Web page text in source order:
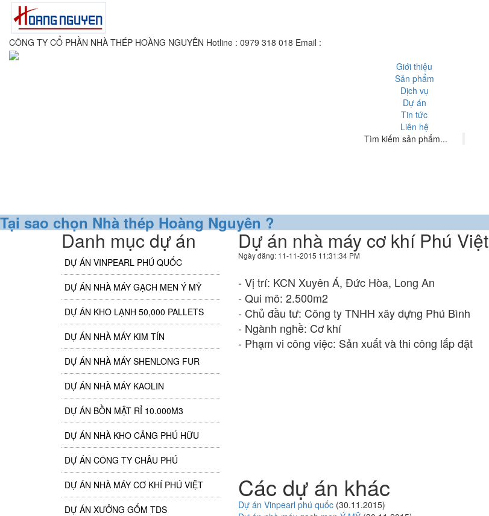
CÔNG TY CỔ PHẦN NHÀ THÉP HOÀNG NGUYÊN Hotline : 0979 318 018 Email :
Giới thiệu
Sản phẩm
Dịch vụ
Dự án
Tin tức
Liên hệ
Tại sao chọn Nhà thép Hoàng Nguyên ?
Danh mục dự án
DỰ ÁN VINPEARL PHÚ QUỐC
DỰ ÁN NHÀ MÁY GẠCH MEN Ý MỸ
DỰ ÁN KHO LẠNH 50,000 PALLETS
DỰ ÁN NHÀ MÁY KIM TÍN
DỰ ÁN NHÀ MÁY SHENLONG FUR
DỰ ÁN NHÀ MÁY KAOLIN
DỰ ÁN BỒN MẬT RỈ 10.000M3
DỰ ÁN NHÀ KHO CẢNG PHÚ HỮU
DỰ ÁN CÔNG TY CHÂU PHÚ
DỰ ÁN NHÀ MÁY CƠ KHÍ PHÚ VIỆT
DỰ ÁN XƯỞNG GỐM TDS
Dự án nhà máy cơ khí Phú Việt
Ngày đăng: 11-11-2015 11:31:34 PM
- Vị trí: KCN Xuyên Á, Đức Hòa, Long An
- Qui mô: 2.500m2
- Chủ đầu tư: Công ty TNHH xây dựng Phú Bình
- Ngành nghề: Cơ khí
- Phạm vi công việc: Sản xuất và thi công lắp đặt
Các dự án khác
Dự án Vinpearl phú quốc(30.11.2015)